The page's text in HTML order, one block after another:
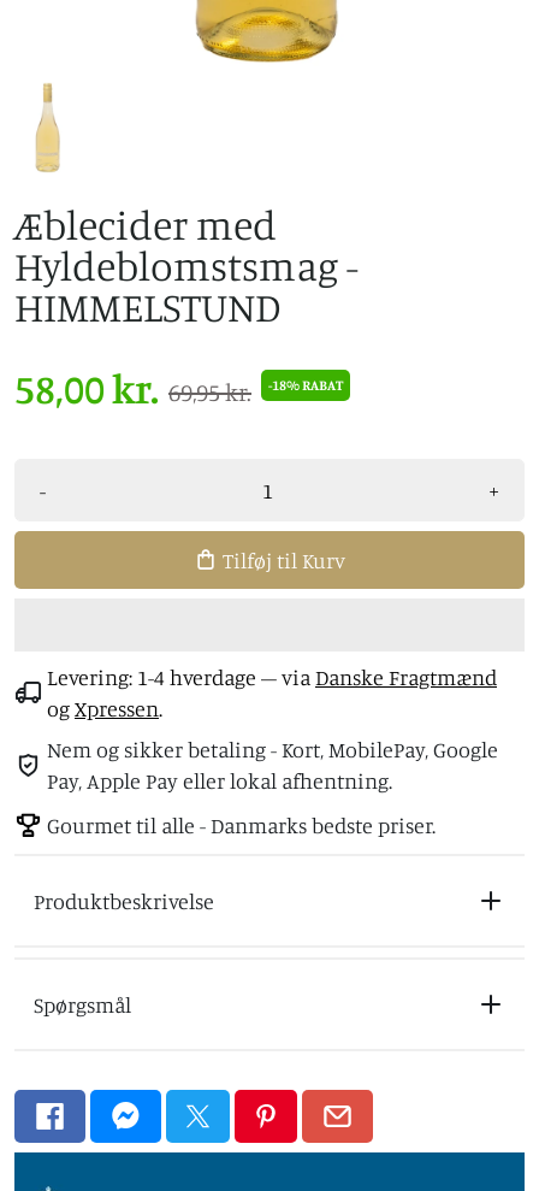
Æblecider med
Hyldeblomstsmag -
HIMMELSTUND
58,00 kr. 69,95 kr. -18% RABAT
- +
Tilføj til Kurv
Levering: 1-4 hverdage – via Danske Fragtmænd
ogXpressen.
Nem og sikker betaling - Kort, MobilePay, Google
Pay, Apple Pay eller lokal afhentning.
Gourmet til alle - Danmarks bedste priser.
Produktbeskrivelse
Spørgsmål